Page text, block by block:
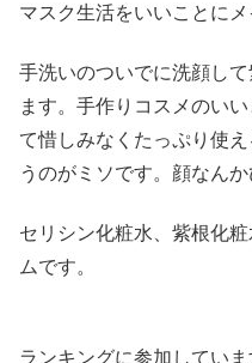
マスク生活をいいことにメ
手洗いのついでに洗顔し
ます。手作りコスメのい
て惜しみなくたっぷり使
うのがミソです。顔なん
セリシン化粧水、紫根化
ムです。
ランキングに参加してい